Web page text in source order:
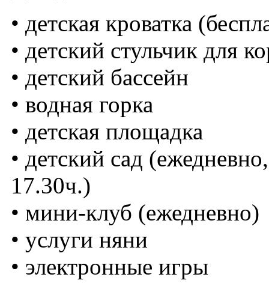
• детская кроватка
• детский стульчик для
• детский бассейн
• водная горка
• детская площадка
• детский сад
17.30ч.)
• мини-клуб (ежедневно)
• услуги няни
• электронные игры